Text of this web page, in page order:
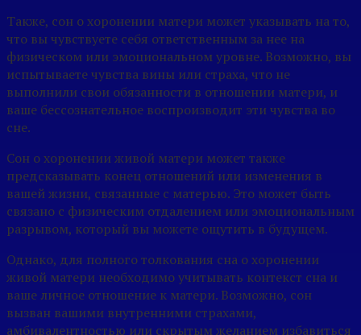
Также, сон о хоронении матери может указывать на то,
что вы чувствуете себя ответственным за нее на
физическом или эмоциональном уровне. Возможно, вы
испытываете чувства вины или страха, что не
выполнили свои обязанности в отношении матери, и
ваше бессознательное воспроизводит эти чувства во
сне.
Сон о хоронении живой матери может также
предсказывать конец отношений или изменения в
вашей жизни, связанные с матерью. Это может быть
связано с физическим отдалением или эмоциональным
разрывом, который вы можете ощутить в будущем.
Однако, для полного толкования сна о хоронении
живой матери необходимо учитывать контекст сна и
ваше личное отношение к матери. Возможно, сон
вызван вашими внутренними страхами,
амбивалентностью или скрытым желанием избавиться